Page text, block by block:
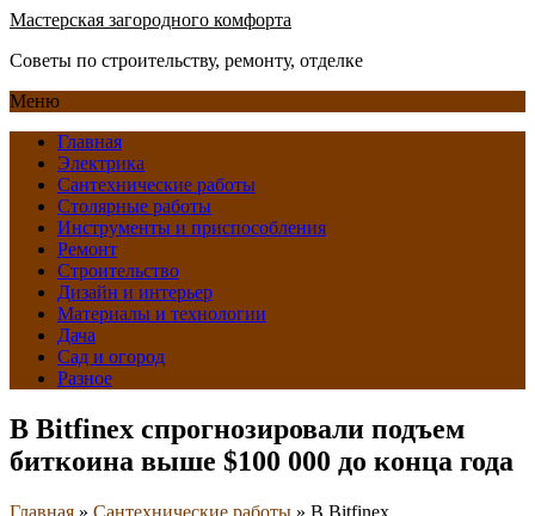
Мастерская загородного комфорта
Советы по строительству, ремонту, отделке
Меню
Главная
Электрика
Сантехнические работы
Столярные работы
Инструменты и приспособления
Ремонт
Строительство
Дизайн и интерьер
Материалы и технологии
Дача
Сад и огород
Разное
В Bitfinex спрогнозировали подъем
биткоина выше $100 000 до конца года
Главная » Сантехнические работы » В Bitfinex